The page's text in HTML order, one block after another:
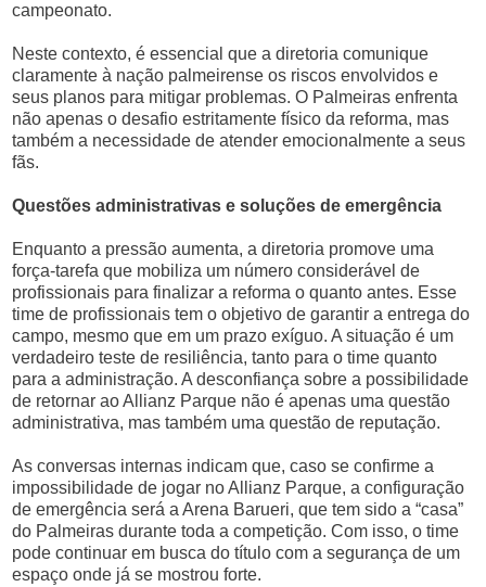
campeonato.
Neste contexto, é essencial que a diretoria comunique
claramente à nação palmeirense os riscos envolvidos e
seus planos para mitigar problemas. O Palmeiras enfrenta
não apenas o desafio estritamente físico da reforma, mas
também a necessidade de atender emocionalmente a seus
fãs.
Questões administrativas e soluções de emergência
Enquanto a pressão aumenta, a diretoria promove uma
força-tarefa que mobiliza um número considerável de
profissionais para finalizar a reforma o quanto antes. Esse
time de profissionais tem o objetivo de garantir a entrega do
campo, mesmo que em um prazo exíguo. A situação é um
verdadeiro teste de resiliência, tanto para o time quanto
para a administração. A desconfiança sobre a possibilidade
de retornar ao Allianz Parque não é apenas uma questão
administrativa, mas também uma questão de reputação.
As conversas internas indicam que, caso se confirme a
impossibilidade de jogar no Allianz Parque, a configuração
de emergência será a Arena Barueri, que tem sido a “casa”
do Palmeiras durante toda a competição. Com isso, o time
pode continuar em busca do título com a segurança de um
espaço onde já se mostrou forte.